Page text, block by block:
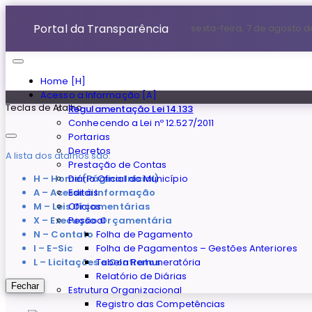
Home [H]
Acesso a Informação [A]
Regulamentação Lei 14.133
Conhecendo a Lei nº 12.527/2011
Portarias
Decretos
Prestação de Contas
Diário Oficial do Município
Editais
Ofícios
Pessoal
Folha de Pagamento
Folha de Pagamentos – Gestões Anteriores
Tabela Remuneratória
Relatório de Diárias
Estrutura Organizacional
Registro das Competências
Portal da Transparência sexta-feira, 7 de agosto
Teclas de Atalho
A lista dos atalhos são:
H – Home (Página Inicial)
A – Acesse à Informação
M – Leis Orçamentárias
X – Execução Orçamentária
N – Contato
I – E-Sic
L – Licitações e Contratos
Fechar